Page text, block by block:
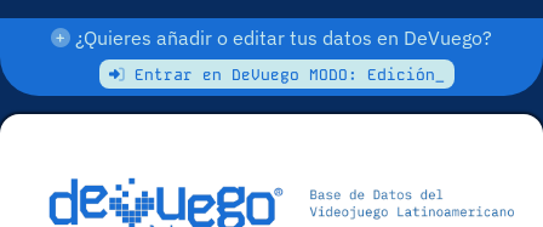
¿Quieres añadir o editar tus datos en DeVuego?
Entrar en DeVuego MODO: Edición_